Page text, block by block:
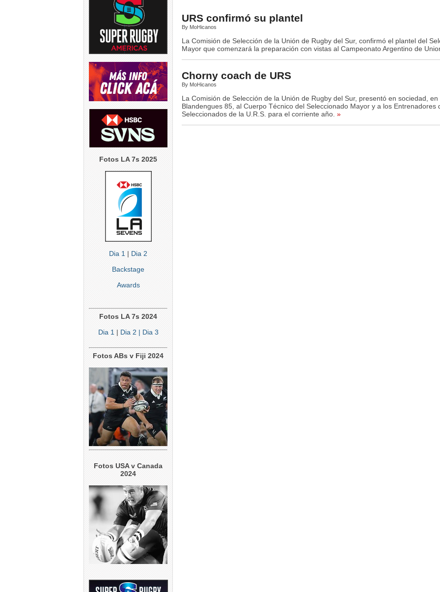
Fotos LA 7s 2025
Dia 1 | Dia 2
Backstage
Awards
Fotos LA 7s 2024
Dia 1 | Dia 2 | Dia 3
Fotos ABs v Fiji 2024
Fotos USA v Canada
2024
URS confirmó su plantel
By MoHicanos
La Comisión de Selección de la Unión de Rugby del Sur, confirmó el plantel del
Mayor que comenzará la preparación con vistas al Campeonato Argentino de
Chorny coach de URS
By MoHicanos
La Comisión de Selección de la Unión de Rugby del Sur, presentó en sociedad, en
Blandengues 85, al Cuerpo Técnico del Seleccionado Mayor y a los Entrenadores
Seleccionados de la U.R.S. para el corriente año. »